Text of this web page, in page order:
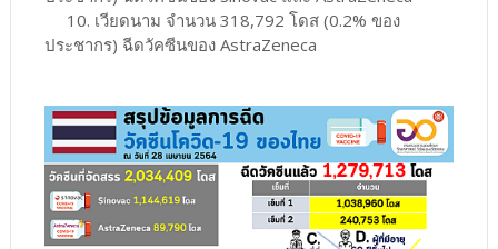
10. เวียดนาม จำนวน 318,792 โดส (0.2% ของ
ประชากร) ฉีดวัคซีนของ AstraZeneca